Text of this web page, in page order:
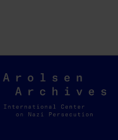
Arolsen
Archives